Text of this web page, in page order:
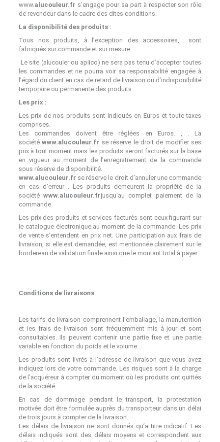
www.alucouleur.fr s’engage pour sa part à respecter son rôle
de revendeur dans le cadre des dites conditions.
La disponibilité des produits :
Tous nos produits, à l’exception des accessoires, sont
fabriqués sur commande et sur mesure.
Le site (alucouler ou aplico) ne sera pas tenu d’accepter toutes
les commandes et ne pourra voir sa responsabilité engagée à
l’égard du client en cas de retard de livraison ou d’indisponibilité
temporaire ou permanente des produits.
Les prix :
Les prix de nos produits sont indiqués en Euros et toute taxes
comprises.
Les commandes doivent être réglées en Euros. , . La
sociétéwww.alucouleur.fr se réserve le droit de modifier ses
prix à tout moment mais les produits seront facturés sur la base
en vigueur au moment de l'enregistrement de la commande
sous réserve de disponibilité.
www.alucouleur.fr se réserve le droit d'annuler une commande
en cas d'erreur . Les produits demeurent la propriété de la
sociétéwww.alucouleur.frjusqu'au complet paiement de la
commande.
Les prix des produits et services facturés sont ceux figurant sur
le catalogue électronique au moment de la commande. Les prix
de vente s'entendent en prix net. Une participation aux frais de
livraison, si elle est demandée, est mentionnée clairement sur le
bordereau de validation finale ainsi que le montant total à payer.
Conditions de livraisons:
Les tarifs de livraison comprennent l’emballage, la manutention
et les frais de livraison sont fréquemment mis à jour et sont
consultables. Ils peuvent contenir une partie fixe et une partie
variable en fonction du poids et le volume .
Les produits sont livrés à l'adresse de livraison que vous avez
indiquez lors de votre commande. Les risques sont à la charge
de l’acquéreur à compter du moment où les produits ont quittés
de la société.
En cas de dommage pendant le transport, la protestation
motivée doit être formulée auprès du transporteur dans un délai
de trois jours à compter de la livraison.
Les délais de livraison ne sont donnés qu’a titre indicatif. Les
délais indiqués sont des délais moyens et correspondent aux